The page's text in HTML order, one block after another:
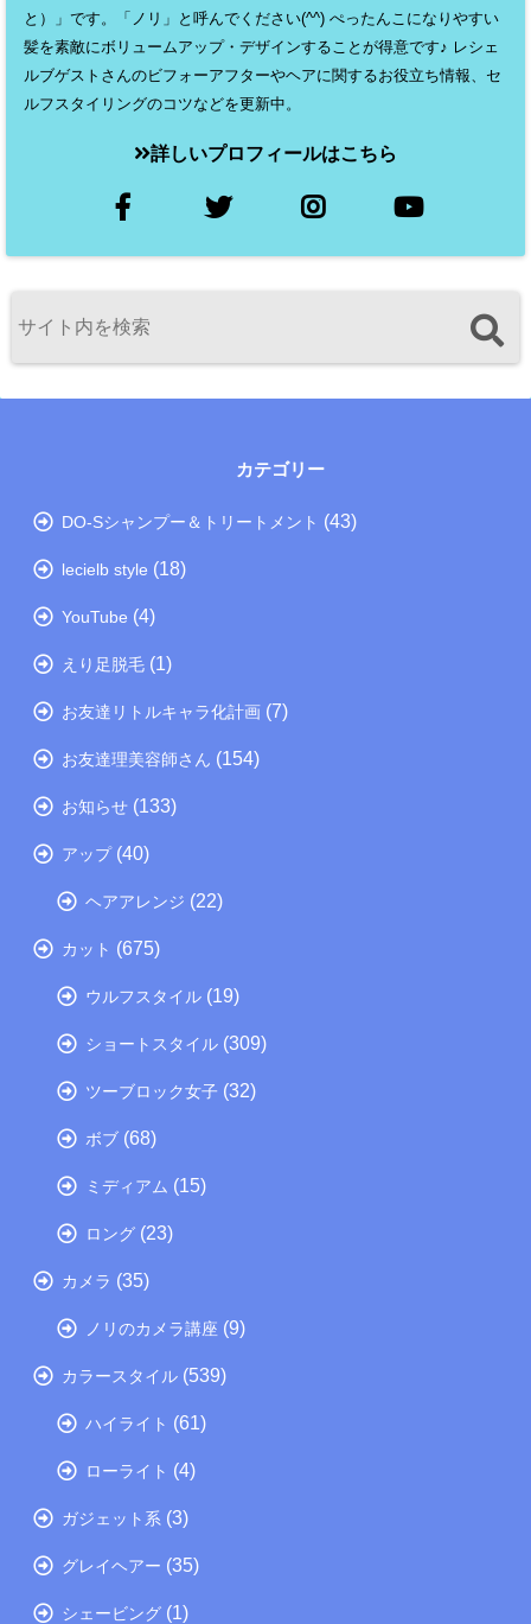
と）」です。「ノリ」と呼んでください(^^) ぺったんこになりやすい
髪を素敵にボリュームアップ・デザインすることが得意です♪ レシェ
ルブゲストさんのビフォーアフターやヘアに関するお役立ち情報、セ
ルフスタイリングのコツなどを更新中。
詳しいプロフィールはこちら
カテゴリー
DO-Sシャンプー＆トリートメント (43)
lecielb style (18)
YouTube (4)
えり足脱毛 (1)
お友達リトルキャラ化計画 (7)
お友達理美容師さん (154)
お知らせ (133)
アップ(40)
ヘアアレンジ (22)
カット (675)
ウルフスタイル (19)
ショートスタイル (309)
ツーブロック女子 (32)
ボブ (68)
ミディアム (15)
ロング (23)
カメラ (35)
ノリのカメラ講座 (9)
カラースタイル (539)
ハイライト (61)
ローライト (4)
ガジェット系 (3)
グレイヘアー (35)
シェービング (1)